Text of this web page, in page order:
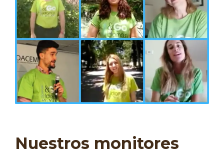
Nuestros monitores